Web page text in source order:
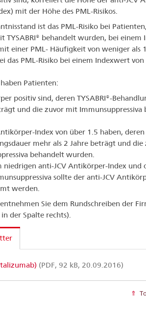
mit der Höhe des PML-Risikos.
ist das PML-Risiko bei
TYSABRI® behandelt wurden, bei einem
einer PML- Häufigkeit von weniger als
das PML-Risiko bei einem Indexwert von
Patienten:
positiv sind, deren TYSABRI®-
und die zuvor mit Immunsuppressiva
Index von über 1.5 haben, deren
mehr als 2 Jahre beträgt und die
behandelt wurden.
niedrigen anti-JCV Antikörper-Index und
sollte der anti-JCV
werden.
Sie dem Rundschreiben der
der Spalte rechts).
(PDF, 92 kB, 20.09.2016)